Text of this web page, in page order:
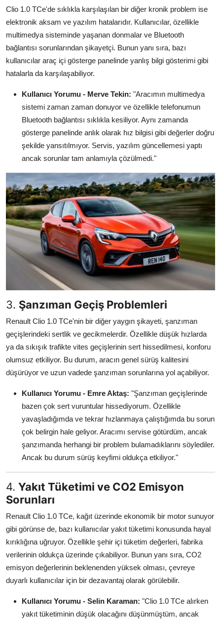
Clio 1.0 TCe'de sıklıkla karşılaşılan bir diğer kronik problem ise
elektronik aksam ve yazılım hatalarıdır. Kullanıcılar, özellikle
multimedya sisteminde yaşanan donmalar ve Bluetooth
bağlantısı sorunlarından şikayetçi. Bunun yanı sıra, bazı
kullanıcılar araç içi gösterge panelinde yanlış bilgi gösterimi gibi
hatalarla da karşılaşabiliyor.
Kullanıcı Yorumu - Merve Tekin: "Aracımın multimedya
sistemi zaman zaman donuyor ve özellikle telefonumun
Bluetooth bağlantısı sıklıkla kesiliyor. Aynı zamanda
gösterge panelinde anlık olarak hız bilgisi gibi değerler doğru
şekilde yansıtılmıyor. Servis, yazılım güncellemesi yaptı
ancak sorunlar tam anlamıyla çözülmedi."
3. Şanzıman Geçiş Problemleri
Renault Clio 1.0 TCe'nin bir diğer yaygın şikayeti, şanzıman
geçişlerindeki sertlik ve gecikmelerdir. Özellikle düşük hızlarda
ya da sıkışık trafikte vites geçişlerinin sert hissedilmesi, konforu
olumsuz etkiliyor. Bu durum, aracın genel sürüş kalitesini
düşürüyor ve uzun vadede şanzıman sorunlarına yol açabiliyor.
Kullanıcı Yorumu - Emre Aktaş: "Şanzıman geçişlerinde
bazen çok sert vuruntular hissediyorum. Özellikle
yavaşladığımda ve tekrar hızlanmaya çalıştığımda bu sorun
çok belirgin hale geliyor. Aracımı servise götürdüm, ancak
şanzımanda herhangi bir problem bulamadıklarını söylediler.
Ancak bu durum sürüş keyfimi oldukça etkiliyor."
4. Yakıt Tüketimi ve CO2 Emisyon
Sorunları
Renault Clio 1.0 TCe, kağıt üzerinde ekonomik bir motor sunuyor
gibi görünse de, bazı kullanıcılar yakıt tüketimi konusunda hayal
kırıklığına uğruyor. Özellikle şehir içi tüketim değerleri, fabrika
verilerinin oldukça üzerinde çıkabiliyor. Bunun yanı sıra, CO2
emisyon değerlerinin beklenenden yüksek olması, çevreye
duyarlı kullanıcılar için bir dezavantaj olarak görülebilir.
Kullanıcı Yorumu - Selin Karaman: "Clio 1.0 TCe alırken
yakıt tüketiminin düşük olacağını düşünmüştüm, ancak